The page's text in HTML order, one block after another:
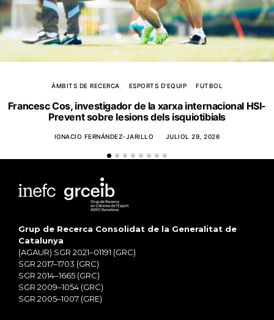
ÀMBITS DE RECERCA ESPORTS D’EQUIP FUTBOL
Francesc Cos, investigador de la xarxa internacional HSI-
Prevent sobre lesions dels isquiotibials
IGNACIO FERNÁNDEZ-JARILLO JULIOL 29, 2026
Grup de Recerca Consolidat de la Generalitat de
Catalunya
(AGAUR) SGR 2021–01191 (GRC)
SGR 2017–1703 (GRC)
SGR 2014–1665 (GRC)
SGR 2009–1054 (GRC)
SGR 2005–1007 (GRE)